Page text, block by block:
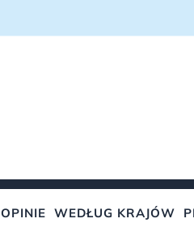
OPINIE WEDŁUG KRAJÓW